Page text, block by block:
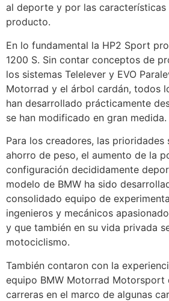
al deporte y por las características
producto.
En lo fundamental la HP2 Sport
1200 S. Sin contar conceptos de
los sistemas Telelever y EVO
Motorrad y el árbol cardán, todos
han desarrollado prácticamente
se han modificado en gran medida.
Para los creadores, las prioridades
ahorro de peso, el aumento de la
configuración decididamente
modelo de BMW ha sido
consolidado equipo de
ingenieros y mecánicos
y que también en su vida privada
motociclismo.
También contaron con la
equipo BMW Motorrad Motorsport
carreras en el marco de algunas